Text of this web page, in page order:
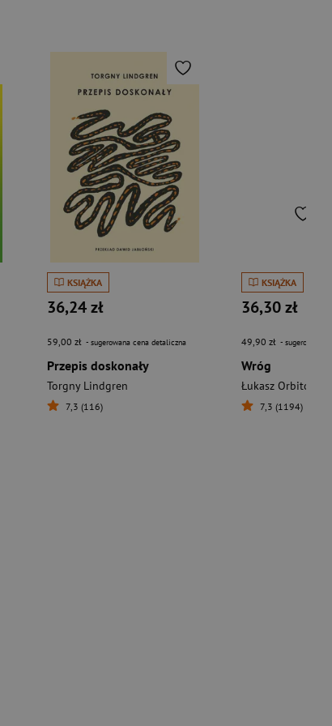
KSIĄŻKA
36,24 zł
59,00 zł - sugerowana cena detaliczna
Przepis doskonały
Torgny Lindgren
7,3 (116)
KSIĄŻKA
36,30 zł
49,90 zł - sugerowana
Wróg
Łukasz Orbitowski
7,3 (1194)